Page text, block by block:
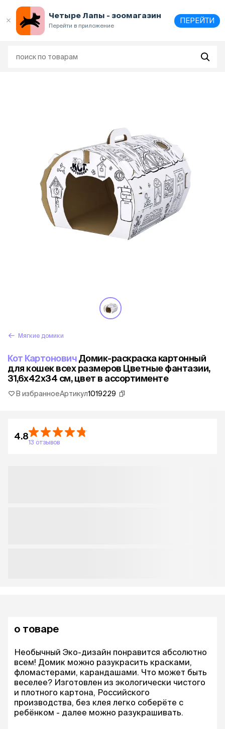
Четыре Лапы - зоомагазин
Перейти в приложение
ПЕРЕЙТИ
Мягкие домики
Кот КартоновичДомик-раскраска картонный
для кошек всех размеров Цветные фантазии,
31,6х42х34 см, цвет в ассортименте
В избранноеАртикул1019229
4.8
13 отзывов
о товаре
Необычный Эко-дизайн понравится абсолютно
всем! Домик можно разукрасить красками,
фломастерами, карандашами. Что может быть
веселее? Изготовлен из экологически чистого
и плотного картона, Российского
производства, без клея легко соберёте с
ребёнком - далее можно разукрашивать.